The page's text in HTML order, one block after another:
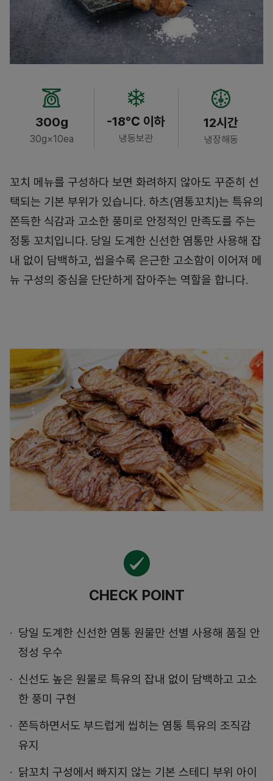
300g
30g×10ea
-18℃ 이하
냉동보관
12시간
냉장해동
꼬치 메뉴를 구성하다 보면 화려하지 않아도 꾸준히 선
택되는 기본 부위가 있습니다. 하츠(염통꼬치)는 특유의
쫀득한 식감과 고소한 풍미로 안정적인 만족도를 주는
정통 꼬치입니다. 당일 도계한 신선한 염통만 사용해 잡
내 없이 담백하고, 씹을수록 은근한 고소함이 이어져 메
뉴 구성의 중심을 단단하게 잡아주는 역할을 합니다.
CHECK POINT
당일 도계한 신선한 염통 원물만 선별 사용해 품질 안
정성 우수
신선도 높은 원물로 특유의 잡내 없이 담백하고 고소
한 풍미 구현
쫀득하면서도 부드럽게 씹히는 염통 특유의 조직감
유지
닭꼬치 구성에서 빠지지 않는 기본 스테디 부위 아이